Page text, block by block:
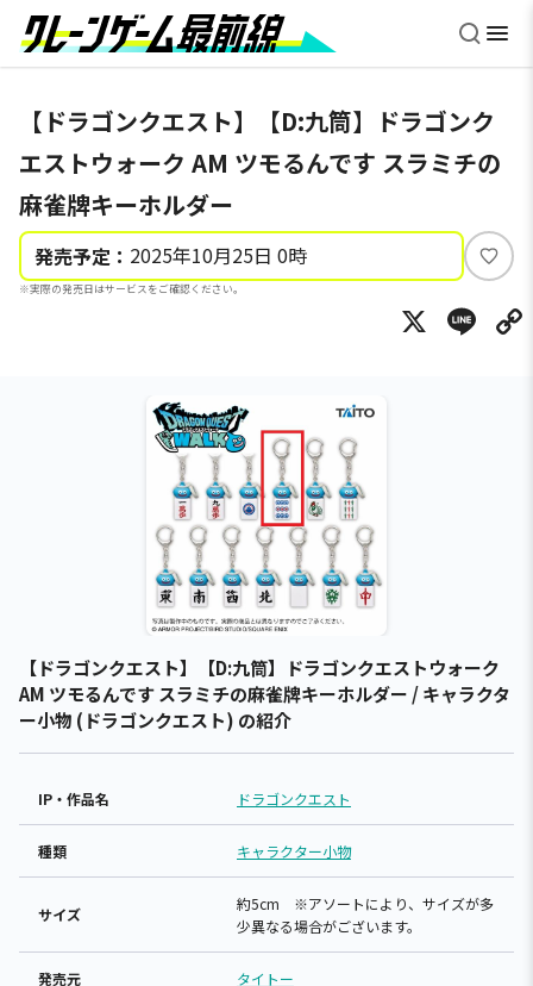
【ドラゴンクエスト】【D:九筒】ドラゴンク
エストウォーク AM ツモるんです スラミチの
麻雀牌キーホルダー
発売予定： 2025年10月25日 0時
※実際の発売日はサービスをご確認ください。
い
ね
X
【ドラゴンクエスト】【D:九筒】ドラゴンクエストウォーク
AM ツモるんです スラミチの麻雀牌キーホルダー / キャラクタ
ー小物 (ドラゴンクエスト) の紹介
IP・作品名 ドラゴンクエスト
種類 キャラクター小物
サイズ
約5cm ※アソートにより、サイズが多
少異なる場合がございます。
発売元 タイトー